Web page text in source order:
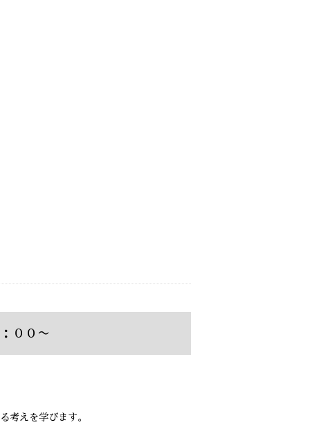
００〜
考えを学びます。